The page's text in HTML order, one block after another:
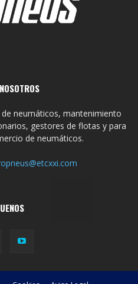
neumáticos, mantenimiento
gestores de flotas y para
de neumáticos.